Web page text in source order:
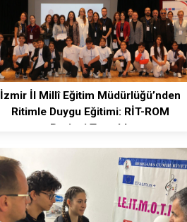
İzmir İl Millî Eğitim Müdürlüğü’nden
Ritimle Duygu Eğitimi: RİT-ROM
Projesi Tanıtıldı